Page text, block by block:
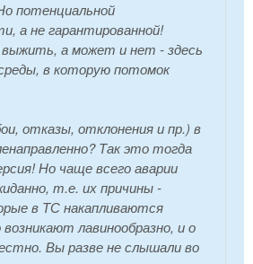
потенциальной
а не гарантированной!
а может и нет - здесь
в которую потомок
отказы, отклонения и пр.) в
Так это тогда
Но чаще всего аварии
т.е. их причины -
в ТС накапливаются
лавинообразно, и о
Вы разве не слышали во